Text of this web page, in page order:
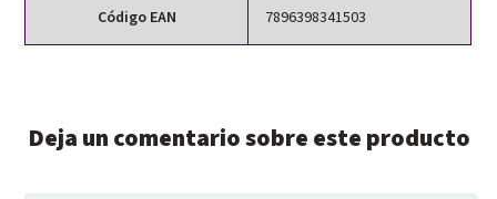
Código EAN 7896398341503
Deja un comentario sobre este producto